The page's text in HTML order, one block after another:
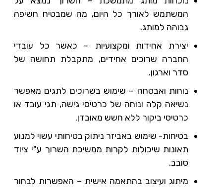
המשתמש לאורך כל היום, מה שמבטיח חשיפה
גבוהה למותג.
יצירת אחידות ומקצועיות – כאשר כל עובדי
החברה שרוכים אחידים, מתקבלת תחושה של
סדר וארגון.
נוחות ואבטחה – שימוש בשרוכים לתגים מאפשר
נשיאה קלה ונוחה של כרטיסי גישה, תגי עובד או
כרטיסי ביקור ללא חשש מאובדן.
בטיחות- שימוש באביזר ניתוק בטיחותי עשוי למנוע
תאונות שיכולות לקרות ממשיכת השרוך ע"י ציוד
סובב.
מיתוג ועיצוב בהתאמה אישית – האפשרות לבחור